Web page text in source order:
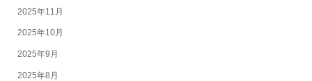
2025年11月
2025年10月
2025年9月
2025年8月